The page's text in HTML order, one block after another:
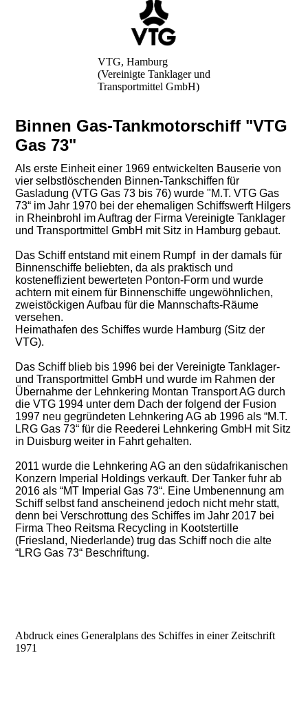
VTG, Hamburg
(Vereinigte Tanklager und
Transportmittel GmbH)
Binnen Gas-Tankmotorschiff "VTG
Gas 73"
Als erste Einheit einer 1969 entwickelten Bauserie von
vier selbstlöschenden Binnen-Tankschiffen für
Gasladung (VTG Gas 73 bis 76) wurde "M.T. VTG Gas
73“ im Jahr 1970 bei der ehemaligen Schiffswerft Hilgers
in Rheinbrohl im Auftrag der Firma Vereinigte Tanklager
und Transportmittel GmbH mit Sitz in Hamburg gebaut.
Das Schiff entstand mit einem Rumpf in der damals für
Binnenschiffe beliebten, da als praktisch und
kosteneffizient bewerteten Ponton-Form und wurde
achtern mit einem für Binnenschiffe ungewöhnlichen,
zweistöckigen Aufbau für die Mannschafts-Räume
versehen.
Heimathafen des Schiffes wurde Hamburg (Sitz der
VTG).
Das Schiff blieb bis 1996 bei der Vereinigte Tanklager-
und Transportmittel GmbH und wurde im Rahmen der
Übernahme der Lehnkering Montan Transport AG durch
die VTG 1994 unter dem Dach der folgend der Fusion
1997 neu gegründeten Lehnkering AG ab 1996 als “M.T.
LRG Gas 73“ für die Reederei Lehnkering GmbH mit Sitz
in Duisburg weiter in Fahrt gehalten.
2011 wurde die Lehnkering AG an den südafrikanischen
Konzern Imperial Holdings verkauft. Der Tanker fuhr ab
2016 als “MT Imperial Gas 73“. Eine Umbenennung am
Schiff selbst fand anscheinend jedoch nicht mehr statt,
denn bei Verschrottung des Schiffes im Jahr 2017 bei
Firma Theo Reitsma Recycling in Kootstertille
(Friesland, Niederlande) trug das Schiff noch die alte
“LRG Gas 73“ Beschriftung.
Abdruck eines Generalplans des Schiffes in einer Zeitschrift
1971